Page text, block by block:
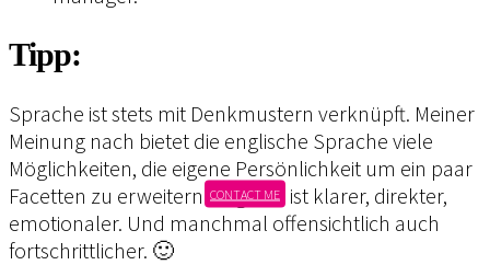
CONTACT ME
Tipp:
Sprache ist stets mit Denkmustern verknüpft. Meiner
Meinung nach bietet die englische Sprache viele
Möglichkeiten, die eigene Persönlichkeit um ein paar
Facetten zu erweitern. Englisch ist klarer, direkter,
emotionaler. Und manchmal offensichtlich auch
fortschrittlicher. 🙂